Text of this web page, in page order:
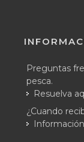
Preguntas
pesca.
Resuelva
¿Cuando